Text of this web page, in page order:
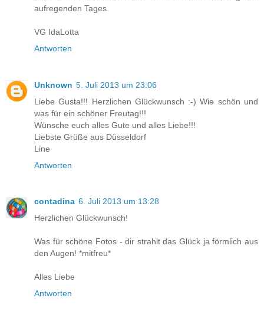
aufregenden Tages.
VG IdaLotta
Antworten
Unknown 5. Juli 2013 um 23:06
Liebe Gusta!!! Herzlichen Glückwunsch :-) Wie schön und
was für ein schöner Freutag!!!
Wünsche euch alles Gute und alles Liebe!!!
Liebste Grüße aus Düsseldorf
Line
Antworten
contadina 6. Juli 2013 um 13:28
Herzlichen Glückwunsch!
Was für schöne Fotos - dir strahlt das Glück ja förmlich aus
den Augen! *mitfreu*
Alles Liebe
Antworten